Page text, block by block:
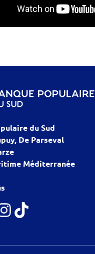
du Sud
De Parseval
Méditerranée